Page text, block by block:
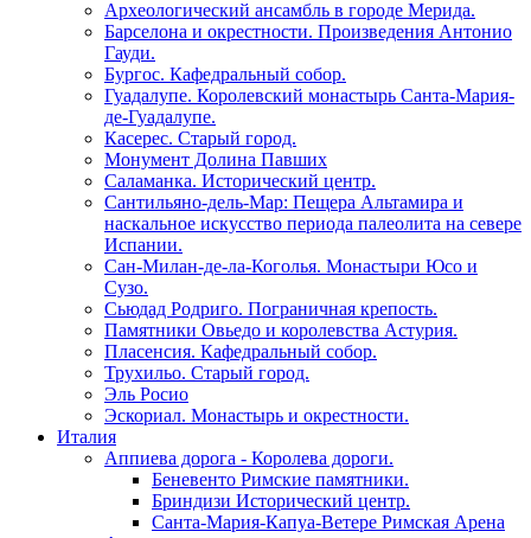
Археологический ансамбль в городе Мерида.
Барселона и окрестности. Произведения Антонио
Гауди.
Бургос. Кафедральный собор.
Гуадалупе. Королевский монастырь Санта-Мария-
де-Гуадалупе.
Касерес. Старый город.
Монумент Долина Павших
Саламанка. Исторический центр.
Сантильяно-дель-Мар: Пещера Альтамира и
наскальное искусство периода палеолита на севере
Испании.
Сан-Милан-де-ла-Коголья. Монастыри Юсо и
Сузо.
Сьюдад Родриго. Пограничная крепость.
Памятники Овьедо и королевства Астурия.
Пласенсия. Кафедральный собор.
Трухильо. Старый город.
Эль Росио
Эскориал. Монастырь и окрестности.
Италия
Аппиева дорога - Королева дороги.
Беневенто Римские памятники.
Бриндизи Исторический центр.
Санта-Мария-Капуа-Ветере Римская Арена